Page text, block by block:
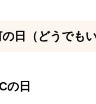
日（どうでも
の日